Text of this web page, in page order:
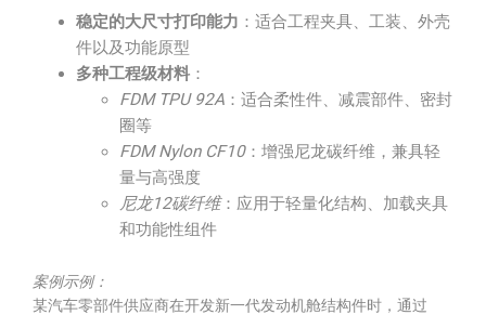
稳定的大尺寸打印能力 ：适合工程夹具、工装、外壳
件以及功能原型
多种工程级材料 ：
FDM TPU 92A ：适合柔性件、减震部件、密封
圈等
FDM Nylon CF10：增强尼龙碳纤维，兼具轻
量与高强度
尼龙12碳纤维：应用于轻量化结构、加载夹具
和功能性组件
案例示例：
某汽车零部件供应商在开发新一代发动机舱结构件时，通过